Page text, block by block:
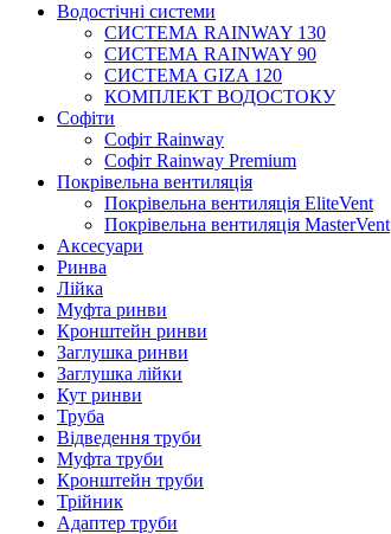
Водостічні системи
СИСТЕМА RAINWAY 130
СИСТЕМА RAINWAY 90
СИСТЕМА GIZA 120
КОМПЛЕКТ ВОДОСТОКУ
Софіти
Софіт Rainway
Софіт Rainway Premium
Покрівельна вентиляція
Покрівельна вентиляція EliteVent
Покрівельна вентиляція MasterVent
Аксесуари
Ринва
Лійка
Муфта ринви
Кронштейн ринви
Заглушка ринви
Заглушка лійки
Кут ринви
Труба
Відведення труби
Муфта труби
Кронштейн труби
Трійник
Адаптер труби